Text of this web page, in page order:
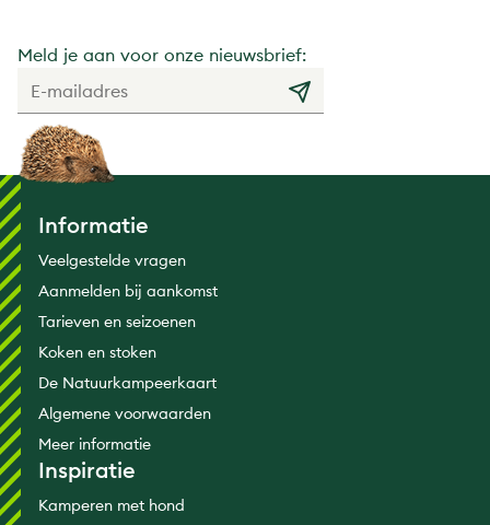
Meld je aan voor onze nieuwsbrief:
Informatie
Veelgestelde vragen
Aanmelden bij aankomst
Tarieven en seizoenen
Koken en stoken
De Natuurkampeerkaart
Algemene voorwaarden
Meer informatie
Inspiratie
Kamperen met hond